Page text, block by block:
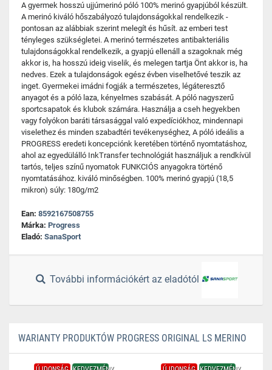
A gyermek hosszú ujjúmerinó póló 100% merinó gyapjúból készült.
A merinó kiváló hőszabályozó tulajdonságokkal rendelkezik -
pontosan az alábbiak szerint melegít és hűsít. az emberi test
tényleges szükségletei. A merinó természetes antibakteriális
tulajdonságokkal rendelkezik, a gyapjú ellenáll a szagoknak még
akkor is, ha hosszú ideig viselik, és melegen tartja Önt akkor is, ha
nedves. Ezek a tulajdonságok egész évben viselhetővé teszik az
inget. Gyermekei imádni fogják a természetes, légáteresztő
anyagot és a póló laza, kényelmes szabását. A póló nagyszerű
sportcsapatok és klubok számára. Használja a cseh hegyekben
vagy folyókon baráti társasággal való expedíciókhoz, mindennapi
viselethez és minden szabadtéri tevékenységhez, A póló ideális a
PROGRESS eredeti koncepciónk keretében történő nyomtatáshoz,
ahol az egyedülálló InkTransfer technológiát használjuk a rendkívül
tartós, teljes színű nyomatok FUNKCIÓS anyagokra történő
nyomtatásához. kiváló minőségben. 100% merinó gyapjú (18,5
mikron) súly: 180g/m2
Ean: 8592167508755
Márka: Progress
Eladó: SanaSport
További információkért az eladótól
WARIANTY PRODUKTÓW PROGRESS ORIGINAL LS MERINO